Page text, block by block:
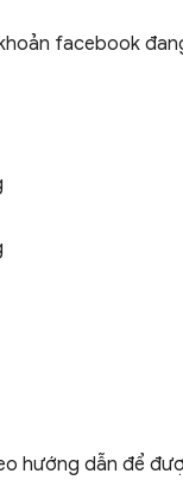
facebook
hướng dẫn để